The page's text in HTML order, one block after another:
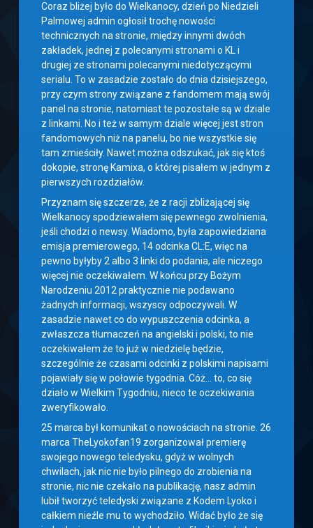
Coraz bliżej było do Wielkanocy, dzień po Niedzieli
Palmowej admin ogłosił trochę nowości
technicznych na stronie, między innymi dwóch
zakładek, jednej z polecanymi stronami o KL i
drugiej ze stronami polecanymi niedotyczącymi
serialu. To w zasadzie zostało do dnia dzisiejszego,
przy czym strony związane z fandomem mają swój
panel na stronie, natomiast te pozostałe są w dziale
z linkami. No i też w samym dziale więcej jest stron
fandomowych niż na panelu, bo nie wszystkie się
tam zmieściły. Nawet można odszukać, jak się ktoś
dokopie, stronę Kamixa, o której pisałem w jednym z
pierwszych rozdziałów.
Przyznam się szczerze, że z racji zbliżającej się
Wielkanocy spodziewałem się pewnego zwolnienia,
jeśli chodzi o newsy. Wiadomo, była zapowiedziana
emisja premierowego, 14 odcinka CL:E, więc na
pewno byłyby 2 albo 3 linki do podania, ale niczego
więcej nie oczekiwałem. W końcu przy Bożym
Narodzeniu 2012 praktycznie nie podawano
żadnych informacji, wszyscy odpoczywali. W
zasadzie nawet co do wypuszczenia odcinka, a
zwłaszcza tłumaczeń na angielski i polski, to nie
oczekiwałem że to już w niedzielę będzie,
szczególnie że czasami odcinki z polskimi napisami
pojawiały się w połowie tygodnia. Cóż… to, co się
działo w Wielkim Tygodniu, nieco te oczekiwania
zweryfikowało.
25 marca był komunikat o nowościach na stronie. 26
marca TheLyokofan19 zorganizował premierę
swojego nowego teledysku, gdyż w wolnych
chwilach, jak nic nie było pilnego do zrobienia na
stronie, nic nie czekało na publikację, nasz admin
lubił tworzyć teledyski związane z Kodem Lyoko i
całkiem nieźle mu to wychodziło. Widać było że się